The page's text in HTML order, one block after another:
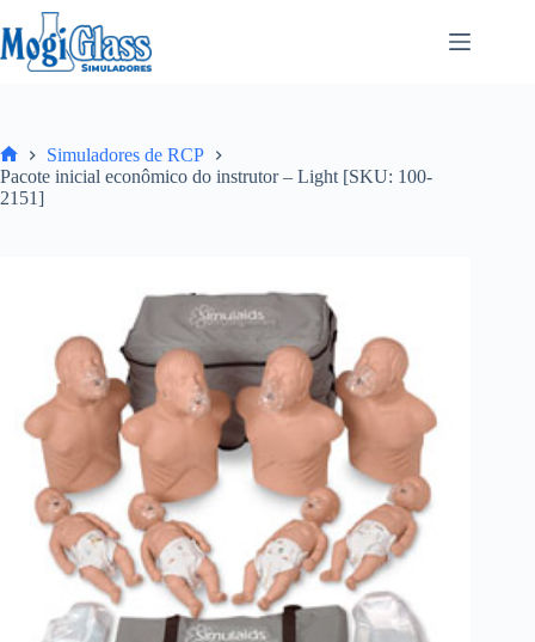
Simuladores de RCP
Pacote inicial econômico do instrutor – Light [SKU: 100-
2151]